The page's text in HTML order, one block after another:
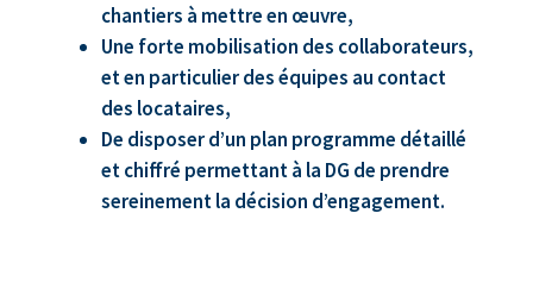
chantiers à mettre en œuvre,
Une forte mobilisation des collaborateurs,
et en particulier des équipes au contact
des locataires,
De disposer d’un plan programme détaillé
et chiffré permettant à la DG de prendre
sereinement la décision d’engagement.